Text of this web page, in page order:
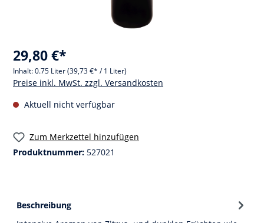
29,80 €*
Inhalt:0.75 Liter(39,73 €* / 1 Liter)
Preise inkl. MwSt. zzgl. Versandkosten
Aktuell nicht verfügbar
Zum Merkzettel hinzufügen
Produktnummer: 527021
Beschreibung